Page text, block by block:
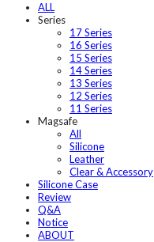
ALL
Series
17 Series
16 Series
15 Series
14 Series
13 Series
12 Series
11 Series
Magsafe
All
Silicone
Leather
Clear & Accessory
Silicone Case
Review
Q&A
Notice
ABOUT